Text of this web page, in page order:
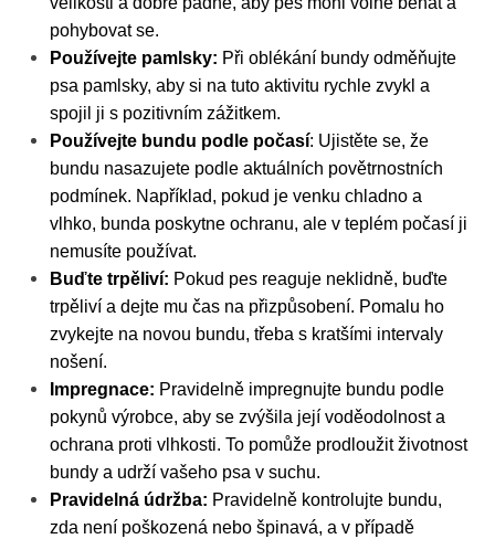
pohybovat se.
Používejte pamlsky: Při oblékání bundy odměňujte
psa pamlsky, aby si na tuto aktivitu rychle zvykl a
spojil ji s pozitivním zážitkem.
Používejte bundu podle počasí: Ujistěte se, že
bundu nasazujete podle aktuálních povětrnostních
podmínek. Například, pokud je venku chladno a
vlhko, bunda poskytne ochranu, ale v teplém počasí ji
nemusíte používat.
Buďte trpěliví: Pokud pes reaguje neklidně, buďte
trpěliví a dejte mu čas na přizpůsobení. Pomalu ho
zvykejte na novou bundu, třeba s kratšími intervaly
nošení.
Impregnace: Pravidelně impregnujte bundu podle
pokynů výrobce, aby se zvýšila její voděodolnost a
ochrana proti vlhkosti. To pomůže prodloužit životnost
bundy a udrží vašeho psa v suchu.
Pravidelná údržba: Pravidelně kontrolujte bundu,
zda není poškozená nebo špinavá, a v případě